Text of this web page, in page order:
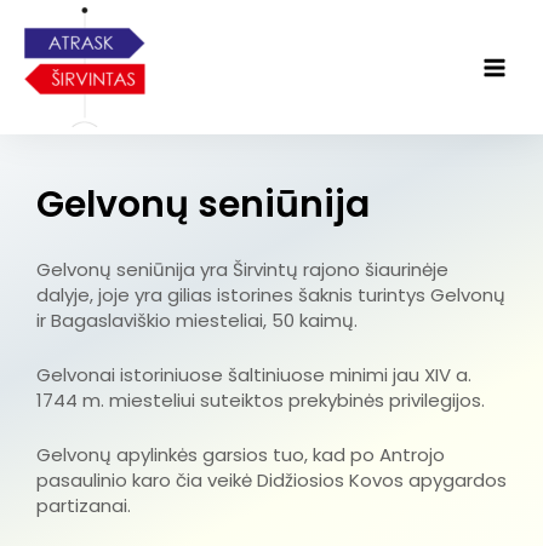
Gelvonų seniūnija
Gelvonų seniūnija yra Širvintų rajono šiaurinėje
dalyje, joje yra gilias istorines šaknis turintys Gelvonų
ir Bagaslaviškio miesteliai, 50 kaimų.
Gelvonai istoriniuose šaltiniuose minimi jau XIV a.
1744 m. miesteliui suteiktos prekybinės privilegijos.
Gelvonų apylinkės garsios tuo, kad po Antrojo
pasaulinio karo čia veikė Didžiosios Kovos apygardos
partizanai.